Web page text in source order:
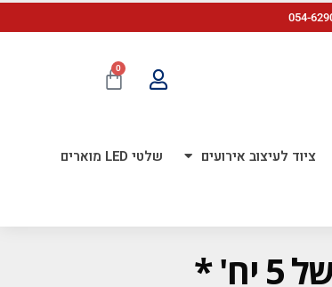
054-
0
ציוד לעיצוב אירועים שלטי LED מוארים